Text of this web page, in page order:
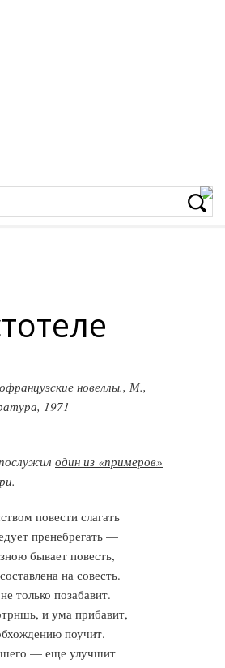
новеллы., М.,
1971
один из «примеров»
повести слагать
пренебрегать —
бывает повесть,
на совесть.
только позабавит.
и ума прибавит,
поучит.
— еще улучшит